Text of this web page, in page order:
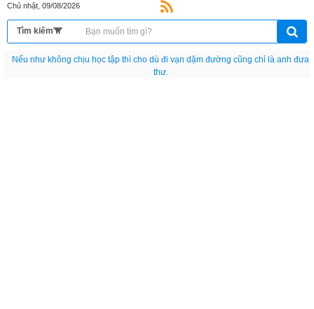
Chủ nhật, 09/08/2026
Nếu như không chịu học tập thì cho dù đi vạn dặm đường cũng chỉ là anh đưa
thư.